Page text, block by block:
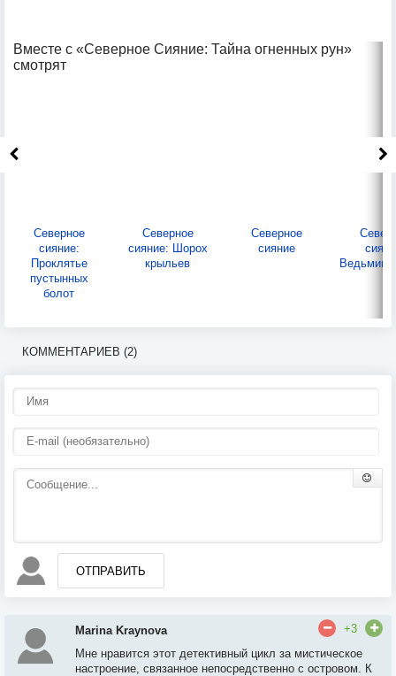
Вместе с «Северное Сияние: Тайна огненных рун»
смотрят
Северное
сияние:
Проклятье
пустынных
болот
Северное
сияние: Шорох
крыльев
Северное
сияние
КОММЕНТАРИЕВ (2)
ОТПРАВИТЬ
Marina Kraynova
+3
Мне нравится этот детективный цикл за мистическое
настроение, связанное непосредственно с островом. К